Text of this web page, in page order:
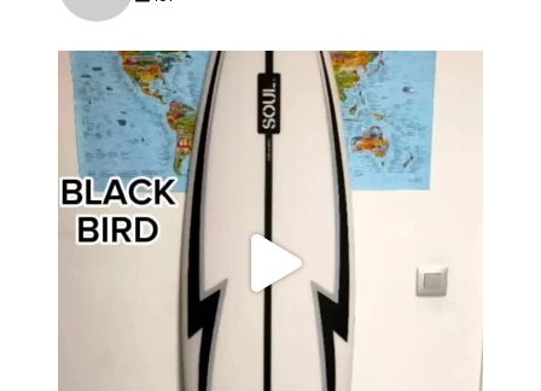
soul_surfboards
Dic 2